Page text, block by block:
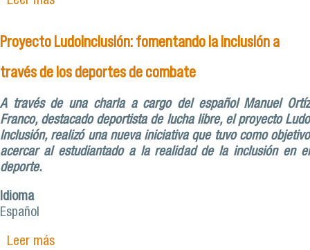
escolares
Proyecto Ludoinclusión: fomentando la inclusión a
través de los deportes de combate
A través de una charla a cargo del español Manuel Ortíz
Franco, destacado deportista de lucha libre, el proyecto Ludo
Inclusión, realizó una nueva iniciativa que tuvo como objetivo
acercar al estudiantado a la realidad de la inclusión en el
deporte.
Idioma
Español
Leer mássobre Proyecto Ludoinclusión: fomentando la